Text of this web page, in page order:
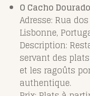
O Cacho Dourado
Adresse: Rua
Lisbonne,
Description:
servant des
et les ragoûts
authentique.